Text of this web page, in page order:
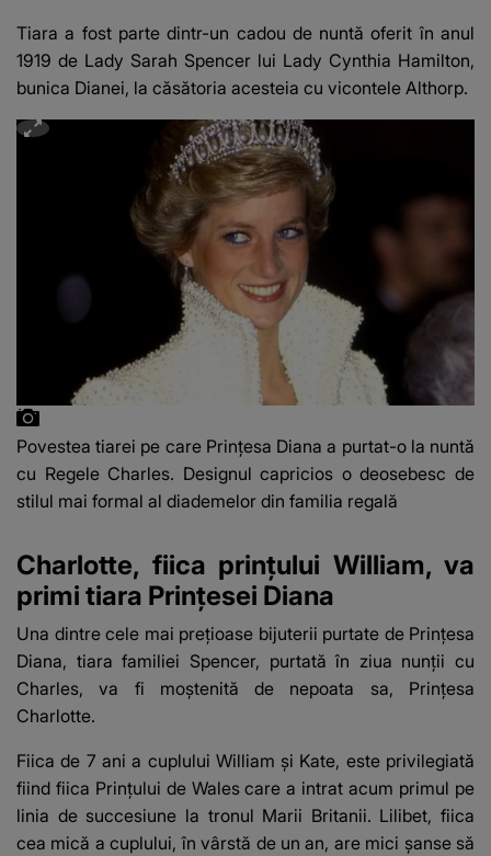
Tiara a fost parte dintr-un cadou de nuntă oferit în anul
1919 de Lady Sarah Spencer lui Lady Cynthia Hamilton,
bunica Dianei, la căsătoria acesteia cu vicontele Althorp.
Povestea tiarei pe care Prințesa Diana a purtat-o la nuntă
cu Regele Charles. Designul capricios o deosebesc de
stilul mai formal al diademelor din familia regală
Charlotte, fiica prințului William, va
primi tiara Prințesei Diana
Una dintre cele mai prețioase bijuterii purtate de Prințesa
Diana, tiara familiei Spencer, purtată în ziua nunții cu
Charles, va fi moștenită de nepoata sa, Prințesa
Charlotte.
Fiica de 7 ani a cuplului William și Kate, este privilegiată
fiind fiica Prințului de Wales care a intrat acum primul pe
linia de succesiune la tronul Marii Britanii. Lilibet, fiica
cea mică a cuplului, în vârstă de un an, are mici șanse să